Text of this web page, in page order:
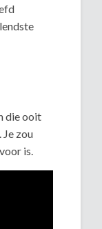
die ooit
Je zou
is.